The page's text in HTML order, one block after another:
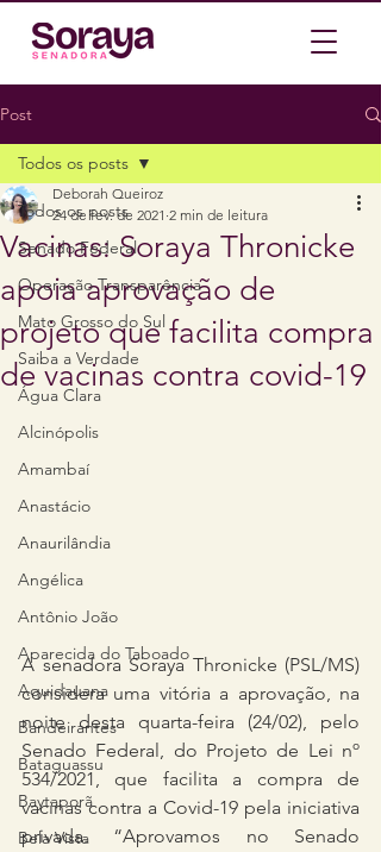
Post
Todos os posts
Senado Federal
Operação Transparência
Mato Grosso do Sul
Saiba a Verdade
Água Clara
Alcinópolis
Amambaí
Anastácio
Anaurilândia
Angélica
Antônio João
Aparecida do Taboado
Aquidauana
Bandeirantes
Bataguassu
Baytaporã
Bela Vista
Todos os posts
Vacinas: Soraya Thronicke
apoia aprovação de
projeto que facilita compra
de vacinas contra covid-19
Deborah Queiroz
24 de fev. de 2021 2 min de leitura
A senadora Soraya Thronicke (PSL/MS)
considera uma vitória a aprovação, na
noite desta quarta-feira (24/02), pelo
Senado Federal, do Projeto de Lei nº
534/2021, que facilita a compra de
vacinas contra a Covid-19 pela iniciativa
privada. “Aprovamos no Senado